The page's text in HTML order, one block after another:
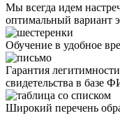
Мы всегда идем
оптимальный вариант
Обучение в удобное
Гарантия
свидетельства в
Широкий перечень